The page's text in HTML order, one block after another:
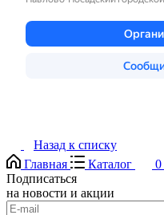
Назад к списку
Главная
Каталог 0
Подписаться
на новости и акции